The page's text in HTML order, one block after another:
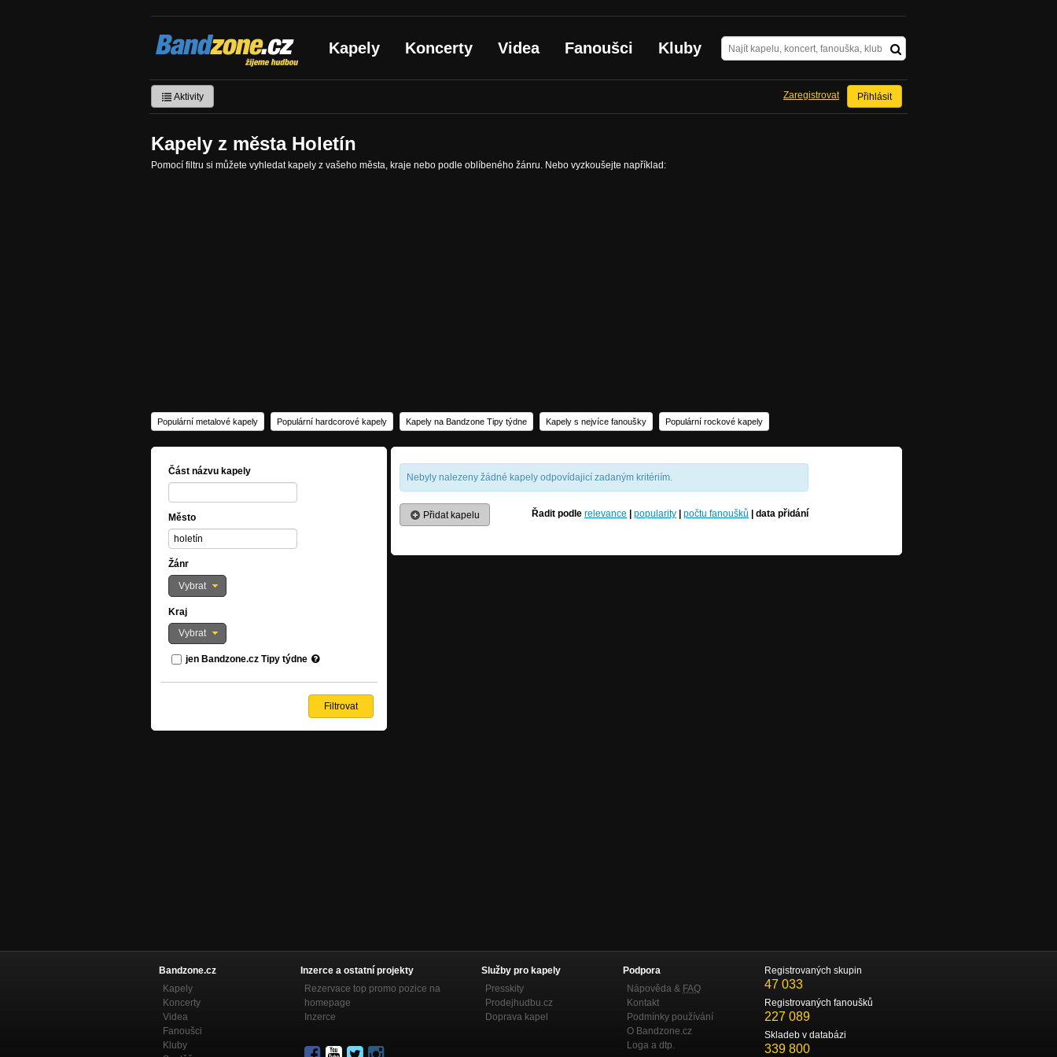
Bandzone.cz
žijeme hudbou Kapely Koncerty Videa Fanoušci Kluby
Aktivity Přihlásit
Zaregistrovat
Kapely z města Holetín
Pomocí filtru si můžete vyhledat kapely z vašeho města, kraje nebo podle oblíbeného žánru. Nebo vyzkoušejte například:
Populární metalové kapely Populární hardcorové kapely Kapely na Bandzone Tipy týdne Kapely s nejvíce fanoušky Populární rockové kapely
Část názvu kapely
Město
Žánr
Vybrat
Kraj
Vybrat
jen Bandzone.cz Tipy týdne
Nebyly nalezeny žádné kapely odpovídajicí zadaným kritériím.
Přidat kapelu Řadit podle relevance popularity počtu fanoušků data přidání
Bandzone.cz
Kapely
Koncerty
Videa
Fanoušci
Kluby
Inzerce a ostatní projekty
Rezervace top promo pozice na
homepage
Inzerce
Služby pro kapely
Presskity
Prodejhudbu.cz
Doprava kapel
Podpora
Nápověda & FAQ
Kontakt
Podmínky používání
O Bandzone.cz
Loga a dtp.
Registrovaných skupin
47 033
Registrovaných fanoušků
227 089
Skladeb v databázi
339 800